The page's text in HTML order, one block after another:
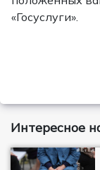
«Госуслуги».
Интересное